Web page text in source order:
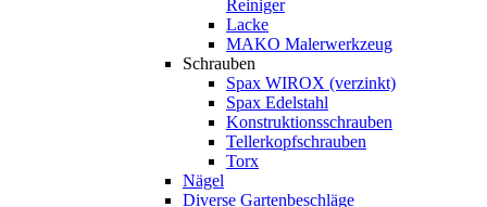
Reiniger
Lacke
MAKO Malerwerkzeug
Schrauben
Spax WIROX (verzinkt)
Spax Edelstahl
Konstruktionsschrauben
Tellerkopfschrauben
Torx
Nägel
Diverse Gartenbeschläge